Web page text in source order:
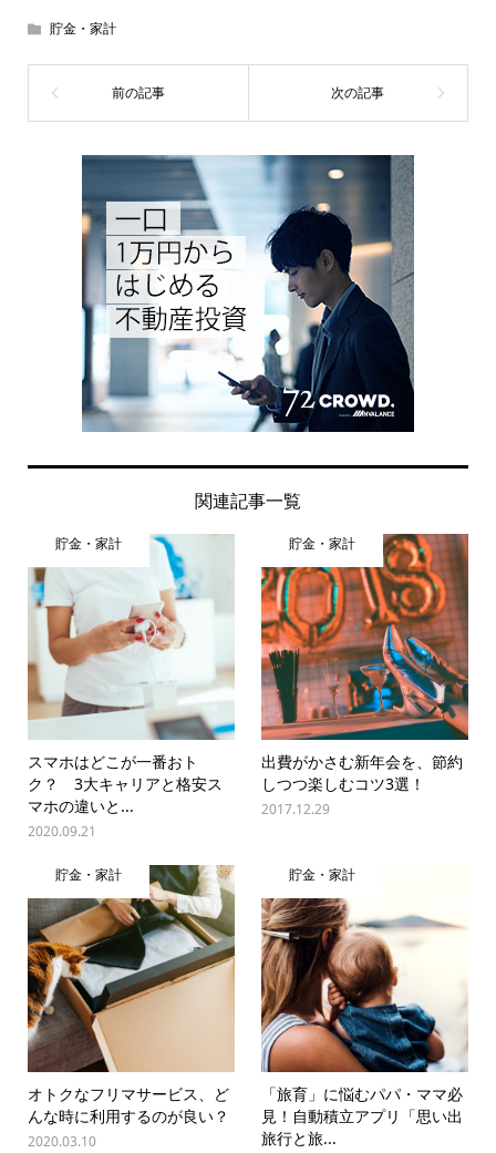
貯金・家計
関連記事一覧
貯金・家計
スマホはどこが一番おト
ク？ 3大キャリアと格安ス
マホの違いと...
2020.09.21
貯金・家計
出費がかさむ新年会を、節約
しつつ楽しむコツ3選！
2017.12.29
貯金・家計
オトクなフリマサービス、ど
んな時に利用するのが良い？
2020.03.10
貯金・家計
「旅育」に悩むパパ・ママ必
見！自動積立アプリ「思い出
旅行と旅...